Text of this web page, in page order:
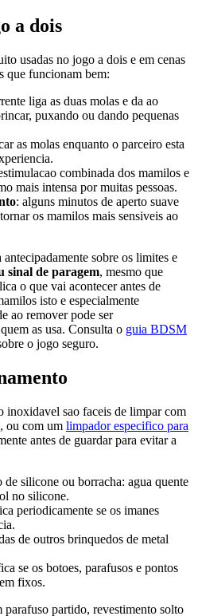
a dois
usadas no jogo a dois e em cenas
que funcionam bem:
liga as duas molas e da ao
puxando ou dando pequenas
as molas enquanto o parceiro esta
combinada dos mamilos e
mais intensa por muitas pessoas.
: alguns minutos de aperto suave
os mamilos mais sensiveis ao
sobre os limites e
sinal de paragem, mesmo que
o que vai acontecer antes de
isto e especialmente
ao remover pode ser
as usa. Consulta o guia BDSM
o jogo seguro.
inoxidavel sao faceis de limpar com
ou com um limpador especifico para
antes de guardar para evitar a
silicone ou borracha: agua quente
no silicone.
periodicamente se os imanes
de outros brinquedos de metal
se os botoes, parafusos e pontos
fixos.
partido, revestimento solto